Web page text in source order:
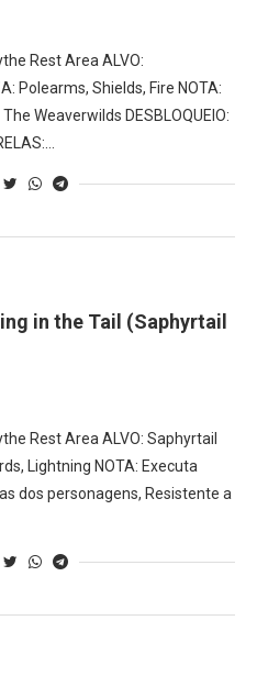
Rest Area ALVO:
Polearms, Shields, Fire NOTA:
Weaverwilds DESBLOQUEIO:
in the Tail (Saphyrtail
Rest Area ALVO: Saphyrtail
Lightning NOTA: Executa
dos personagens, Resistente a